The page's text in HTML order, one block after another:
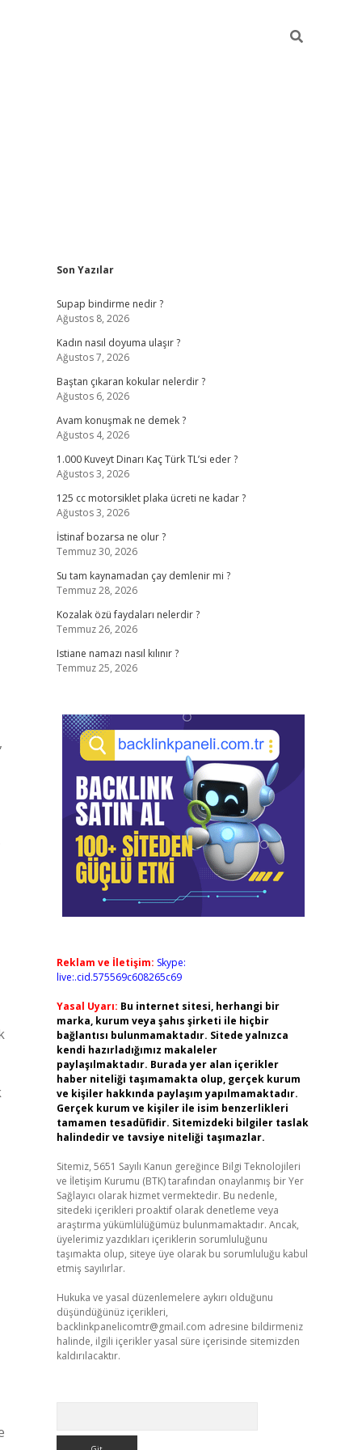
Sidebar
Son Yazılar
Supap bindirme nedir ?
Ağustos 8, 2026
Kadın nasıl doyuma ulaşır ?
Ağustos 7, 2026
Baştan çıkaran kokular nelerdir ?
Ağustos 6, 2026
Avam konuşmak ne demek ?
Ağustos 4, 2026
1.000 Kuveyt Dinarı Kaç Türk TL’si eder ?
Ağustos 3, 2026
125 cc motorsiklet plaka ücreti ne kadar ?
Ağustos 3, 2026
İstinaf bozarsa ne olur ?
Temmuz 30, 2026
Su tam kaynamadan çay demlenir mi ?
Temmuz 28, 2026
Kozalak özü faydaları nelerdir ?
Temmuz 26, 2026
Istiane namazı nasıl kılınır ?
Temmuz 25, 2026
Reklam ve İletişim: Skype:
live:.cid.575569c608265c69
Yasal Uyarı: Bu internet sitesi, herhangi bir
marka, kurum veya şahıs şirketi ile hiçbir
bağlantısı bulunmamaktadır. Sitede yalnızca
kendi hazırladığımız makaleler
paylaşılmaktadır. Burada yer alan içerikler
haber niteliği taşımamakta olup, gerçek kurum
ve kişiler hakkında paylaşım yapılmamaktadır.
Gerçek kurum ve kişiler ile isim benzerlikleri
tamamen tesadüfidir. Sitemizdeki bilgiler taslak
halindedir ve tavsiye niteliği taşımazlar.
Sitemiz, 5651 Sayılı Kanun gereğince Bilgi Teknolojileri
ve İletişim Kurumu (BTK) tarafından onaylanmış bir Yer
Sağlayıcı olarak hizmet vermektedir. Bu nedenle,
sitedeki içerikleri proaktif olarak denetleme veya
araştırma yükümlülüğümüz bulunmamaktadır. Ancak,
üyelerimiz yazdıkları içeriklerin sorumluluğunu
taşımakta olup, siteye üye olarak bu sorumluluğu kabul
etmiş sayılırlar.
Hukuka ve yasal düzenlemelere aykırı olduğunu
düşündüğünüz içerikleri,
backlinkpanelicomtr@gmail.com adresine bildirmeniz
halinde, ilgili içerikler yasal süre içerisinde sitemizden
kaldırılacaktır.